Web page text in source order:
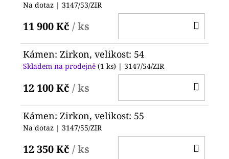
Na dotaz | 3147/53/ZIR
11 900 Kč / ks
Kámen: Zirkon, velikost: 54
Skladem na prodejně (1 ks) | 3147/54/ZIR
12 100 Kč / ks
Kámen: Zirkon, velikost: 55
Na dotaz | 3147/55/ZIR
12 350 Kč / ks